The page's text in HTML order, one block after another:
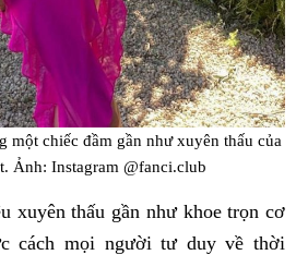
một chiếc đầm gần như xuyên thấu của
Ảnh: Instagram @fanci.club
xuyên thấu gần như khoe trọn cơ
cách mọi người tư duy về thời